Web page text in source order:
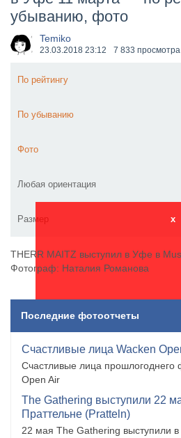
​Wacken Open Air 2027
убыванию, фото
Temiko
23.03.2018 23:12 7 833 просмотра
По рейтингу
По убыванию
Фото
Любая ориентация
Размер x
THERR MAITZ выступил в Уфе в
Фотограф: Наталия Романова
Последние фотоотчеты
Счастливые лица Wacken
Счастливые лица прошлогоднего
Open Air
The Gathering выступили 22
Праттельне (Pratteln)
22 мая The Gathering выступили